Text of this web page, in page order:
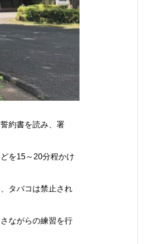
約書を読み、署
を15～20分程かけ
タバコは禁止され
ながらの練習を行